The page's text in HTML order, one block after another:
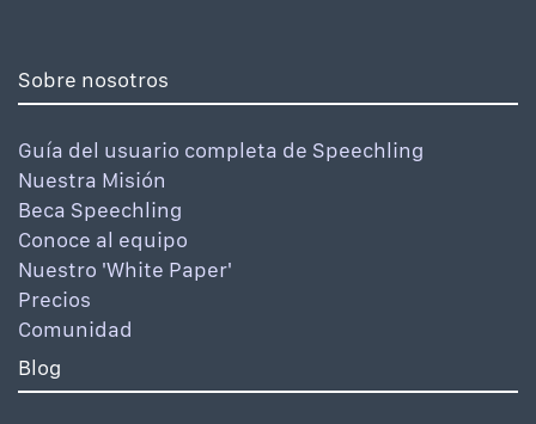
Sobre nosotros
Guía del usuario completa de Speechling
Nuestra Misión
Beca Speechling
Conoce al equipo
Nuestro 'White Paper'
Precios
Comunidad
Blog